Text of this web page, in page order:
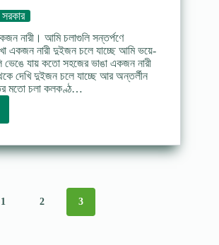
নারী। আমি চলাগুলি সন্তর্পণে
একজন নারী দুইজন চলে যাচ্ছে আমি ভয়ে-
ভেঙে যায় কতাে সহজের ভাঙা একজন নারী
দেখি দুইজন চলে যাচ্ছে আর অন্তর্লীন
মতাে চলা কলকণ্ঠ…
1 2 3